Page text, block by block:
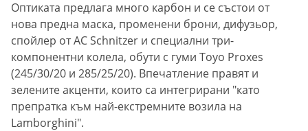
Оптиката предлага много карбон и се състои от
нова предна маска, променени брони, дифузьор,
спойлер от AC Schnitzer и специални три-
компонентни колела, обути с гуми Toyo Proxes
(245/30/20 и 285/25/20). Впечатление правят и
зелените акценти, които са интегрирани "като
препратка към най-екстремните возила на
Lamborghini".